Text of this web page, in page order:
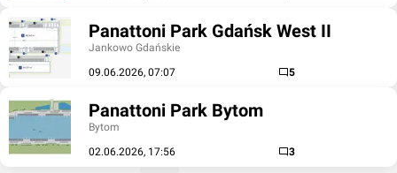
Panattoni Park Gdańsk West II
Jankowo Gdańskie
09.06.2026, 07:07
5
Panattoni Park Bytom
Bytom
02.06.2026, 17:56
3